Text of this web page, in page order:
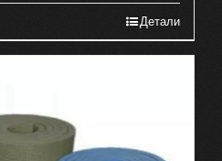
Детали